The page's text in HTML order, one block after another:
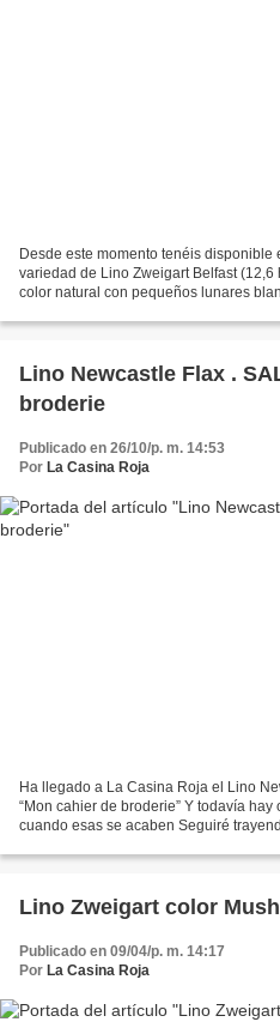
Desde este momento tenéis
variedad de Lino Zweigart Belfast (12,6
color natural con pequeños lunares
Lino Newcastle Flax .
broderie
Publicado en 26/10/p. m. 14:53
Por La Casina Roja
Ha llegado a La Casina Roja el Lino
“Mon cahier de broderie” Y todavía
cuando esas se acaben Seguiré
Lino Zweigart color
Publicado en 09/04/p. m. 14:17
Por La Casina Roja